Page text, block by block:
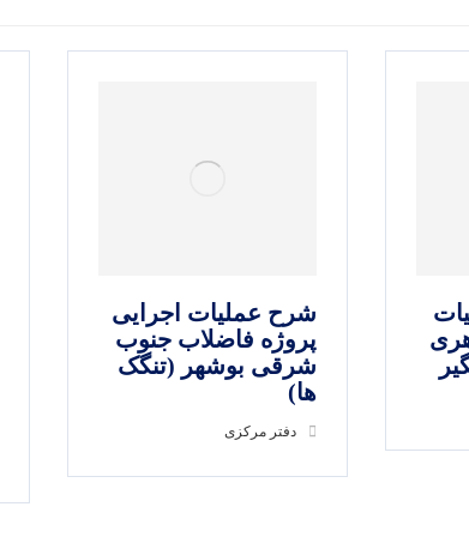
شرح عملیات اجرایی
پروژه فاضلاب جنوب
شرقی بوشهر (تنگک
ها)
دفتر مرکزی